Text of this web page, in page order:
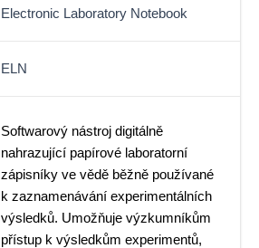
Electronic Laboratory Notebook
ELN
Softwarový nástroj digitálně
nahrazující papírové laboratorní
zápisníky ve vědě běžně používané
k zaznamenávání experimentálních
výsledků. Umožňuje výzkumníkům
přístup k výsledkům experimentů,